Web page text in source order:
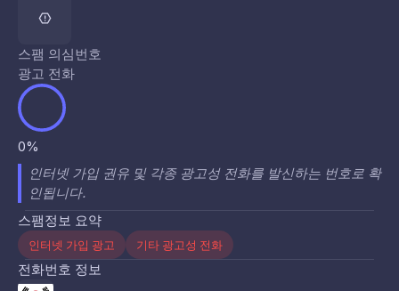
스팸 의심번호
광고 전화
0%
인터넷 가입 권유 및 각종 광고성 전화를 발신하는 번호로 확
인됩니다.
스팸정보 요약
인터넷 가입 광고 기타 광고성 전화
전화번호 정보